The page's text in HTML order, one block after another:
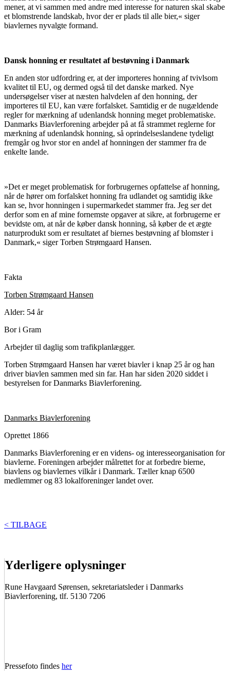
mener, at vi sammen med andre med interesse for naturen skal skabe
et blomstrende landskab, hvor der er plads til alle bier,« siger
biavlernes nyvalgte formand.
Dansk honning er resultatet af bestøvning i Danmark
En anden stor udfordring er, at der importeres honning af tvivlsom
kvalitet til EU, og dermed også til det danske marked. Nye
undersøgelser viser at næsten halvdelen af den honning, der
importeres til EU, kan være forfalsket. Samtidig er de nugældende
regler for mærkning af udenlandsk honning meget problematiske.
Danmarks Biavlerforening arbejder på at få strammet reglerne for
mærkning af udenlandsk honning, så oprindelseslandene tydeligt
fremgår og hvor stor en andel af honningen der stammer fra de
enkelte lande.
»Det er meget problematisk for forbrugernes opfattelse af honning,
når de hører om forfalsket honning fra udlandet og samtidig ikke
kan se, hvor honningen i supermarkedet stammer fra. Jeg ser det
derfor som en af mine fornemste opgaver at sikre, at forbrugerne er
bevidste om, at når de køber dansk honning, så køber de et ægte
naturprodukt som er resultatet af biernes bestøvning af blomster i
Danmark,« siger Torben Strømgaard Hansen.
Fakta
Torben Strømgaard Hansen
Alder: 54 år
Bor i Gram
Arbejder til daglig som trafikplanlægger.
Torben Strømgaard Hansen har været biavler i knap 25 år og han
driver biavlen sammen med sin far. Han har siden 2020 siddet i
bestyrelsen for Danmarks Biavlerforening.
Danmarks Biavlerforening
Oprettet 1866
Danmarks Biavlerforening er en videns- og interesseorganisation for
biavlerne. Foreningen arbejder målrettet for at forbedre bierne,
biavlens og biavlernes vilkår i Danmark. Tæller knap 6500
medlemmer og 83 lokalforeninger landet over.
< TILBAGE
Yderligere oplysninger
Rune Havgaard Sørensen, sekretariatsleder i Danmarks
Biavlerforening, tlf. 5130 7206
Pressefoto findes her